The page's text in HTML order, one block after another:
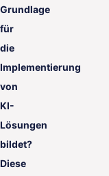
Grundlage
für
die
Implementierung
von
KI-
Lösungen
bildet?
Diese